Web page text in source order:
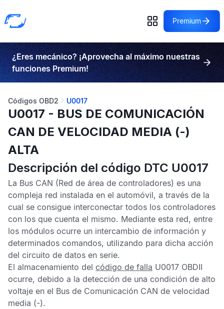
Premium
¿Eres mecánico? ¡Aprovecha al máximo nuestras
funciones Premium!
Códigos OBD2 U0017
U0017 - BUS DE COMUNICACIÓN
CAN DE VELOCIDAD MEDIA (-)
ALTA
Descripción del código DTC U0017
La Bus CAN (Red de área de controladores) es una
compleja red instalada en el automóvil, a través de la
cual se consigue interconectar todos los controladores
con los que cuenta el mismo. Mediante esta red, entre
los módulos ocurre un intercambio de información y
determinados comandos, utilizando para dicha acción
del circuito de datos en serie.
El almacenamiento del código de falla U0017 OBDII
ocurre, debido a la detección de una condición de alto
voltaje en el Bus de Comunicación CAN de velocidad
media (-).